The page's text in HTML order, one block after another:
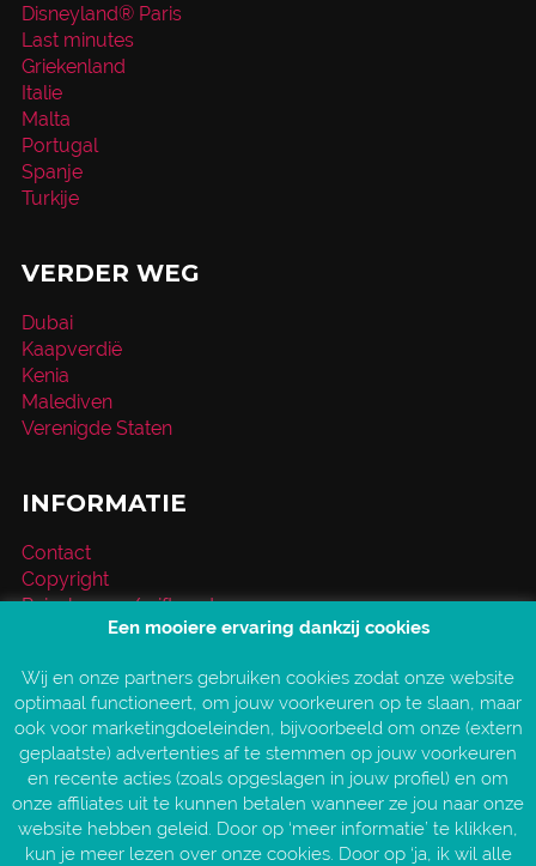
Disneyland® Paris
Last minutes
Griekenland
Italie
Malta
Portugal
Spanje
Turkije
VERDER WEG
Dubai
Kaapverdië
Kenia
Malediven
Verenigde Staten
INFORMATIE
Contact
Copyright
Reischeque / giftcard
Over VakantieXperts
Service en vragen
Vind jouw VakantieXpert
Vacatures
AANGESLOTEN BIJ:
Een mooiere ervaring dankzij cookies
Wij en onze partners gebruiken cookies zodat onze website
optimaal functioneert, om jouw voorkeuren op te slaan, maar
ook voor marketingdoeleinden, bijvoorbeeld om onze (extern
geplaatste) advertenties af te stemmen op jouw voorkeuren
en recente acties (zoals opgeslagen in jouw profiel) en om
onze affiliates uit te kunnen betalen wanneer ze jou naar onze
website hebben geleid. Door op ‘meer informatie’ te klikken,
kun je meer lezen over onze cookies. Door op ‘ja, ik wil alle